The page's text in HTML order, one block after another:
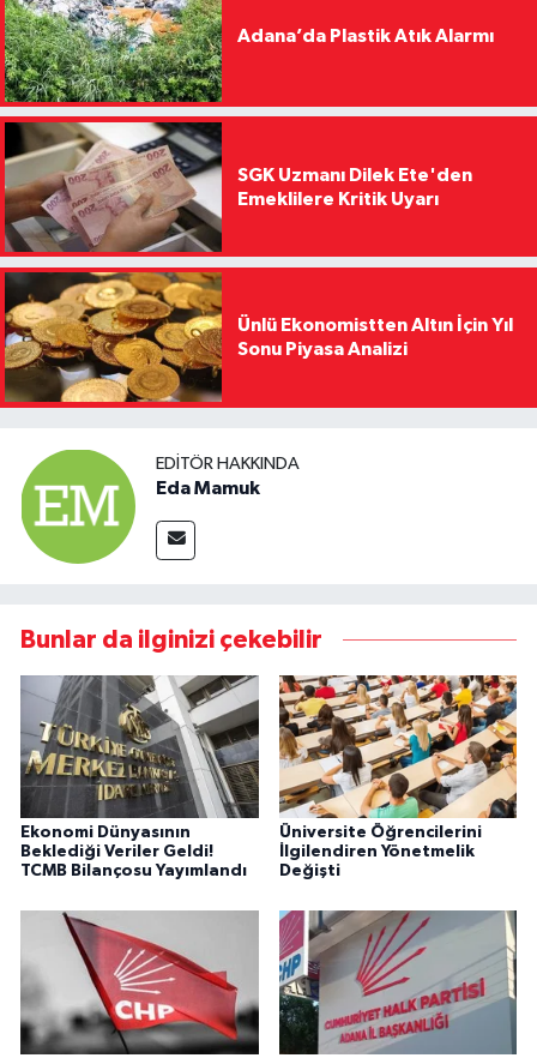
Adana’da Plastik Atık Alarmı
SGK Uzmanı Dilek Ete'den
Emeklilere Kritik Uyarı
Ünlü Ekonomistten Altın İçin Yıl
Sonu Piyasa Analizi
EDITÖR HAKKINDA
Eda Mamuk
Bunlar da ilginizi çekebilir
Ekonomi Dünyasının
Beklediği Veriler Geldi!
TCMB Bilançosu Yayımlandı
Üniversite Öğrencilerini
İlgilendiren Yönetmelik
Değişti